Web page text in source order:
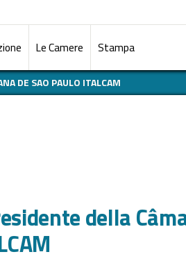
Le Camere Stampa
DE SAO PAULO ITALCAM
della